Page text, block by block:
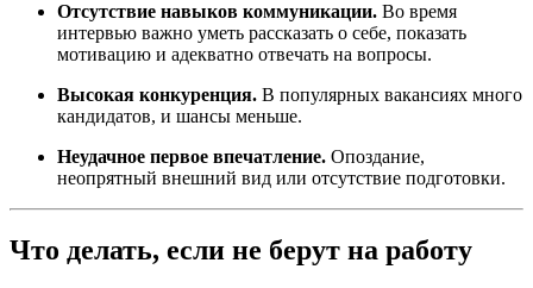
Отсутствие навыков коммуникации. Во время
интервью важно уметь рассказать о себе, показать
мотивацию и адекватно отвечать на вопросы.
Высокая конкуренция. В популярных вакансиях много
кандидатов, и шансы меньше.
Неудачное первое впечатление. Опоздание,
неопрятный внешний вид или отсутствие подготовки.
Что делать, если не берут на работу